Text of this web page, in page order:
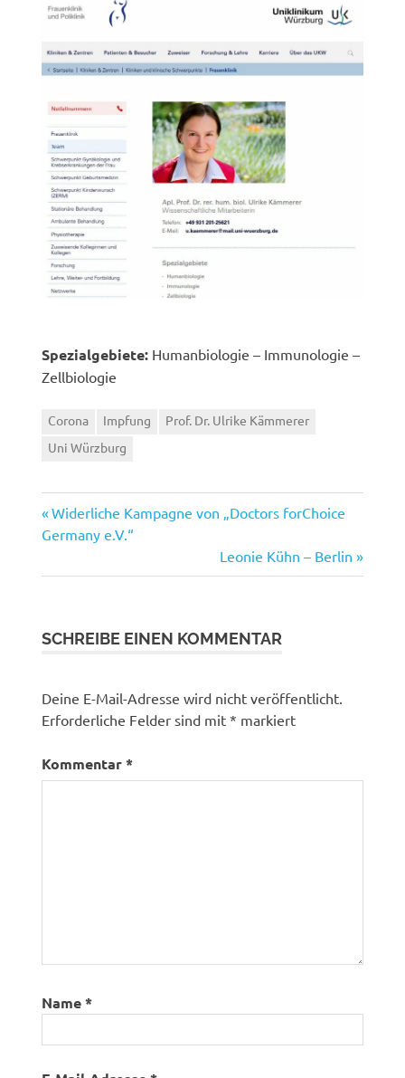
Spezialgebiete: Humanbiologie – Immunologie –
Zellbiologie
Corona Impfung
Prof. Dr. Ulrike Kämmerer
Uni Würzburg
Beitragsnavigation
Vorheriger
Beitrag:
Widerliche Kampagne von „Doctors forChoice
Germany e.V.“
Nächster
Beitrag:
Leonie Kühn – Berlin
SCHREIBE EINEN KOMMENTAR
Deine E-Mail-Adresse wird nicht veröffentlicht.
Erforderliche Felder sind mit* markiert
Kommentar*
Name*